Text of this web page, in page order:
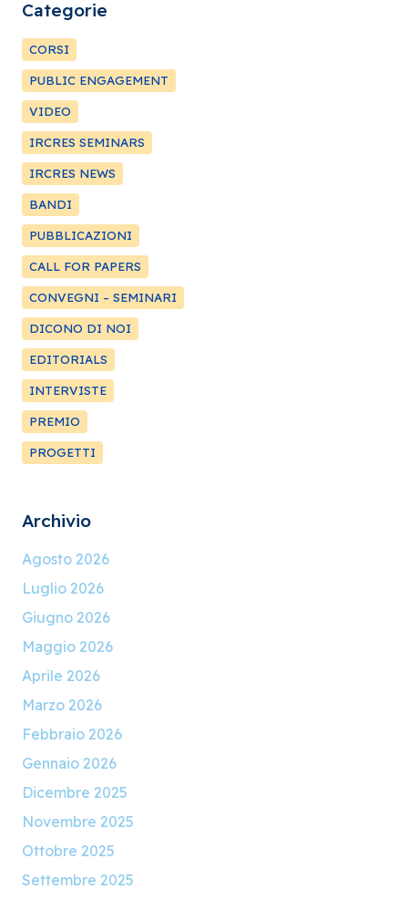
Categorie
CORSI
PUBLIC ENGAGEMENT
VIDEO
IRCRES SEMINARS
IRCRES NEWS
BANDI
PUBBLICAZIONI
CALL FOR PAPERS
CONVEGNI – SEMINARI
DICONO DI NOI
EDITORIALS
INTERVISTE
PREMIO
PROGETTI
Archivio
Agosto 2026
Luglio 2026
Giugno 2026
Maggio 2026
Aprile 2026
Marzo 2026
Febbraio 2026
Gennaio 2026
Dicembre 2025
Novembre 2025
Ottobre 2025
Settembre 2025